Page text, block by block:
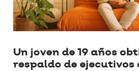
Un joven de 19 años
respaldo de ejecutivos